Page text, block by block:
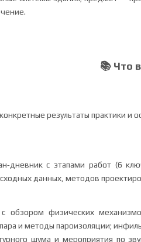
📚 Что
результаты практики и
с этапами работ (6
данных, методов
обзором физических
и методы пароизоляции;
шума и мероприятия по